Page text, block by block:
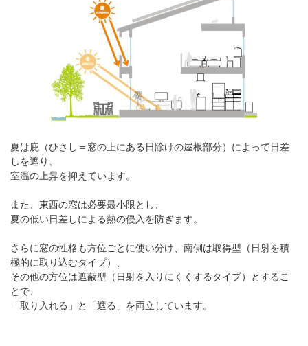
夏は庇（ひさし＝窓の上にある日除けの屋根部分）によって日差
しを遮り、
室温の上昇を抑えています。
また、東西の窓は必要最小限とし、
夏の低い日差しによる熱の侵入を防ぎます。
さらに窓の性格も方位ごとに使い分け、南側は取得型（日射を積
極的に取り込むタイプ）、
その他の方位は遮蔽型（日射を入りにくくするタイプ）とするこ
とで、
「取り入れる」と「遮る」を両立しています。